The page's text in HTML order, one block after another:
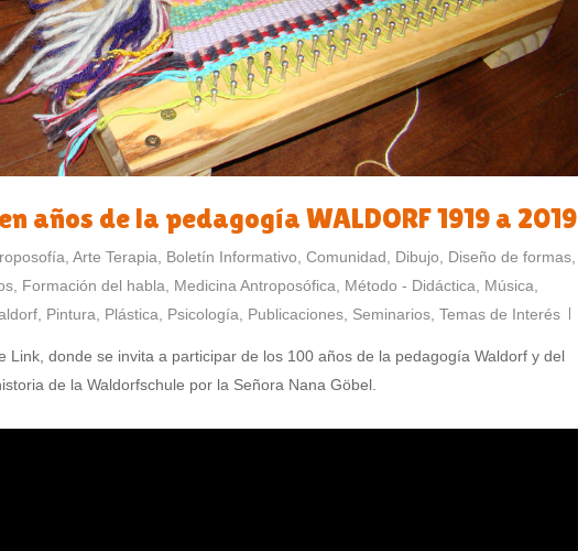
años de la pedagogía WALDORF 1919 a 2019
Arte Terapia Boletín Informativo Comunidad Dibujo Diseño de formas
Formación del habla Medicina Antroposófica Método - Didáctica Música
Pintura Plástica Psicología Publicaciones Seminarios Temas de Interés
Link, donde se invita a participar de los 100 años de la pedagogía Waldorf y del
de la Waldorfschule por la Señora Nana Göbel.